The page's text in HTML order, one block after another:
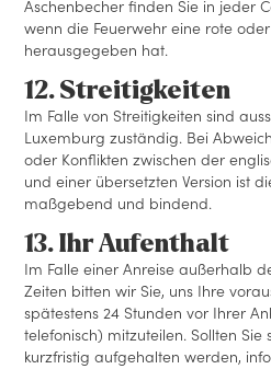
Aschenbecher finden Sie in jeder
wenn die Feuerwehr eine rote
herausgegeben hat.
12. Streitigkeiten
Im Falle von Streitigkeiten sind
Luxemburg zuständig. Bei
oder Konflikten zwischen der
und einer übersetzten Version ist
maßgebend und bindend.
13. Ihr Aufenthalt
Im Falle einer Anreise außerhalb
Zeiten bitten wir Sie, uns Ihre
spätestens 24 Stunden vor Ihrer
telefonisch) mitzuteilen. Sollten Sie
kurzfristig aufgehalten werden,